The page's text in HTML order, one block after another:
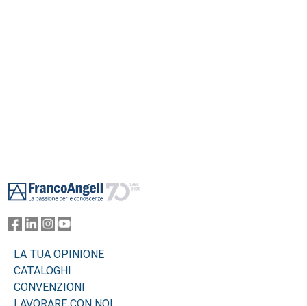
LA TUA OPINIONE
CATALOGHI
CONVENZIONI